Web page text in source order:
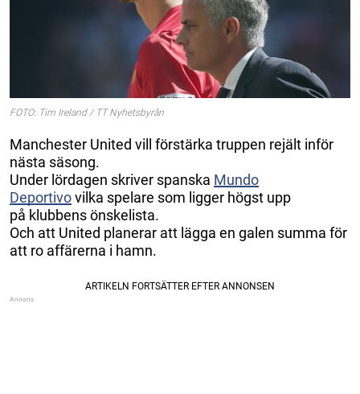
FOTO: Tim Ireland / TT Nyhetsbyrån
Manchester United vill förstärka truppen rejält inför
nästa säsong.
Under lördagen skriver spanska Mundo
Deportivovilka spelare som ligger högst upp
på klubbens önskelista.
Och att United planerar att lägga en galen summa för
att ro affärerna i hamn.